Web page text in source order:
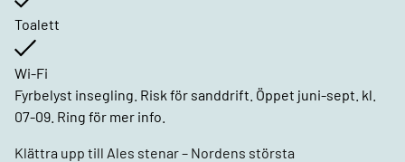
Toalett
Wi-Fi
Fyrbelyst insegling. Risk för sanddrift. Öppet juni-sept. kl.
07-09. Ring för mer info.
Klättra upp till Ales stenar – Nordens största